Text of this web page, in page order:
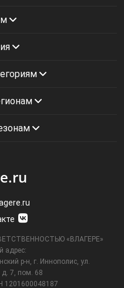
«ВЛАГЕРЕ»
адрес:
р-н, г. Иннополис, ул.
д. 7, пом. 68
1201600048187